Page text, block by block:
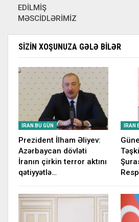
EDİLMİŞ
MƏSCİDLƏRİMİZ
SIZIN XOŞUNUZA GƏLƏ BILƏR
İRAN BU GÜN
Prezident İlham Əliyev:
Azərbaycan dövləti
İranın çirkin terror aktını
qətiyyətlə…
İRAN